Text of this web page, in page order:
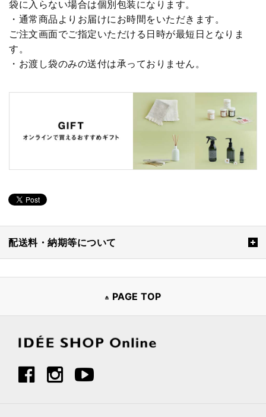
袋に入らない場合は個別包装になります。
・通常商品よりお届けにお時間をいただきます。
ご注文画面でご指定いただける日時が最短日となりま
す。
・お渡し袋のみの送付は承っておりません。
配送料・納期等について
PAGE TOP